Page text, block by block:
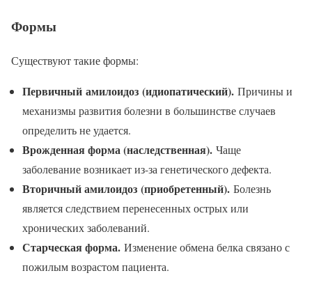
Формы
Существуют такие формы:
Первичный амилоидоз (идиопатический). Причины и
механизмы развития болезни в большинстве случаев
определить не удается.
Врожденная форма (наследственная). Чаще
заболевание возникает из-за генетического дефекта.
Вторичный амилоидоз (приобретенный). Болезнь
является следствием перенесенных острых или
хронических заболеваний.
Старческая форма. Изменение обмена белка связано с
пожилым возрастом пациента.